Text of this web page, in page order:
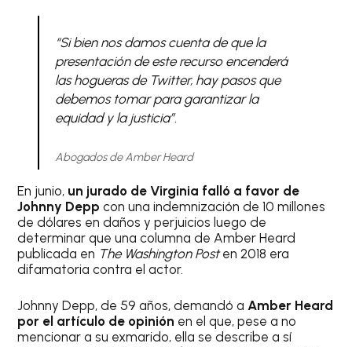
“Si bien nos damos cuenta de que la
presentación de este recurso encenderá
las hogueras de Twitter, hay pasos que
debemos tomar para garantizar la
equidad y la justicia”.
Abogados de Amber Heard
En junio, un jurado de Virginia falló a favor de
Johnny Depp con una indemnización de 10 millones
de dólares en daños y perjuicios luego de
determinar que una columna de Amber Heard
publicada en The Washington Posten 2018 era
difamatoria contra el actor.
Johnny Depp, de 59 años, demandó a Amber Heard
por el artículo de opinión en el que, pese a no
mencionar a su exmarido, ella se describe a sí